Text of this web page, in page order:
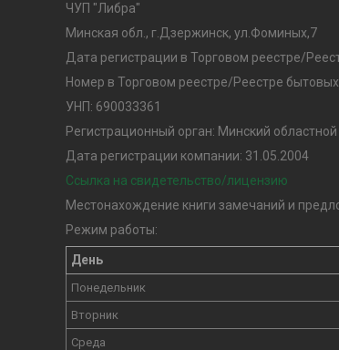
ЧУП "Либра"
Минская обл., г.Дзержинск, ул.Фоминых,7
Дата регистрации в Торговом реестре/
Номер в Торговом реестре/Реестре
УНП: 690033361
Регистрационный орган: Минский
Дата регистрации компании: 31.05.2004
Ссылка на свидетельство/лицензию
Местонахождение книги замечаний и
Режим работы:
День
Понедельник
Вторник
Среда